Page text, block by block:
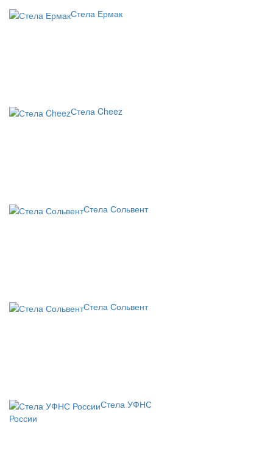
Стела Ермак
Стела Cheez
Стела Сольвент
Стела Сольвент
Стела УФНС
России